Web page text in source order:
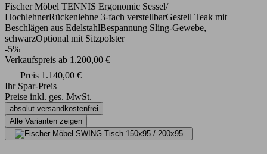
Fischer Möbel TENNIS Ergonomic Sessel/
HochlehnerRückenlehne 3-fach verstellbarGestell Teak mit
Beschlägen aus EdelstahlBespannung Sling-Gewebe,
schwarzOptional mit Sitzpolster
-5%
Verkaufspreis ab 1.200,00 €
Preis 1.140,00 €
Ihr Spar-Preis
Preise inkl. ges. MwSt.
absolut versandkostenfrei
Alle Varianten zeigen